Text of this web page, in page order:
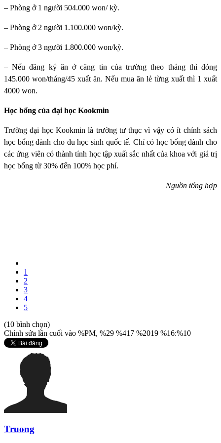
– Phòng ở 1 người 504.000 won/ kỳ.
– Phòng ở 2 người 1.100.000 won/kỳ.
– Phòng ở 3 người 1.800.000 won/kỳ.
– Nếu đăng ký ăn ở căng tin của trường theo tháng thì đóng
145.000 won/tháng/45 xuất ăn. Nếu mua ăn lẻ từng xuất thì 1 xuất
4000 won.
Học bổng của đại học Kookmin
Trường đại học Kookmin là trường tư thục vì vậy có ít chính sách
học bổng dành cho du học sinh quốc tế. Chỉ có học bổng dành cho
các ứng viên có thành tính học tập xuất sắc nhất của khoa với giá trị
học bổng từ 30% đến 100% học phí.
Nguồn tổng hợp
1
2
3
4
5
(10 bình chọn)
Chỉnh sửa lần cuối vào %PM, %29 %417 %2019 %16:%10
Truong